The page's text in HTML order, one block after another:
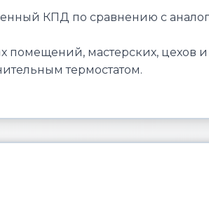
КПД по сравнению с
помещений, мастерских, цехов
термостатом.